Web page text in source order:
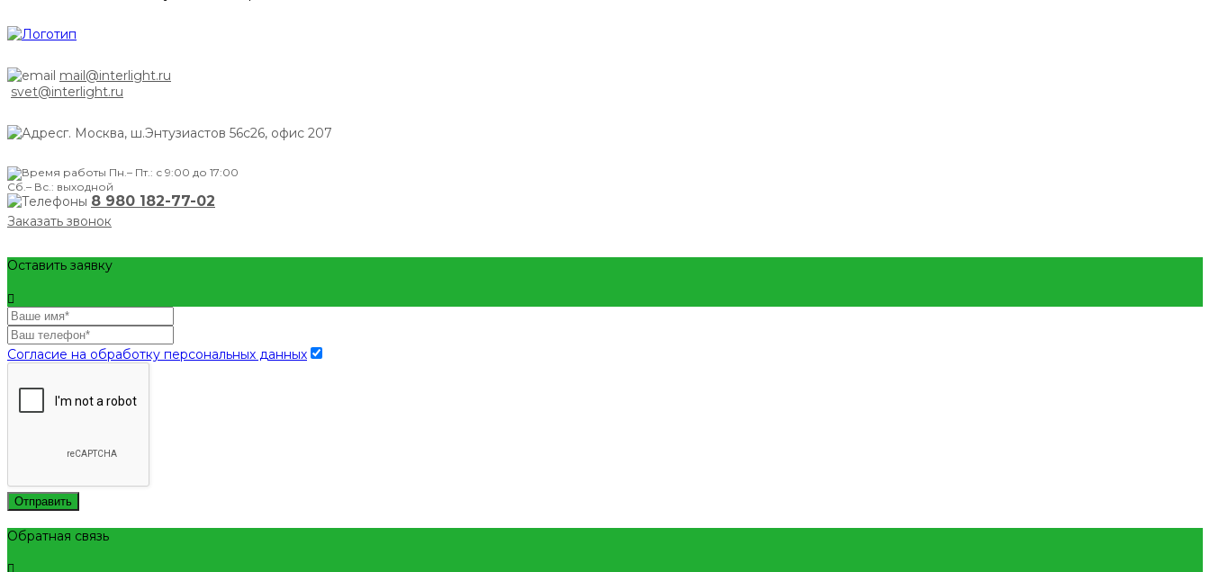
mail@interlight.ru
svet@interlight.ru
г. Москва, ш.Энтузиастов 56с26, офис 207
Пн.– Пт.: с 9:00 до 17:00
Сб.– Вс.: выходной
8 980 182-77-02
Заказать звонок
Оставить заявку
Согласие на обработку персональных данных
Отправить
Обратная связь